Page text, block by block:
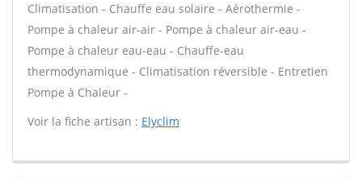
Climatisation - Chauffe eau solaire - Aérothermie -
Pompe à chaleur air-air - Pompe à chaleur air-eau -
Pompe à chaleur eau-eau - Chauffe-eau
thermodynamique - Climatisation réversible - Entretien
Pompe à Chaleur -
Voir la fiche artisan : Elyclim